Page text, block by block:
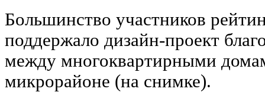
Большинство участников
поддержало дизайн-проект
между многоквартирными
микрорайоне (на снимке).